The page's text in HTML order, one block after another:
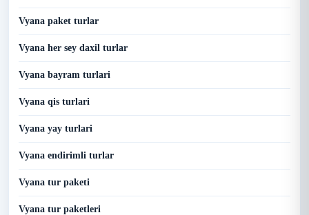
Vyana paket turlar
Vyana her sey daxil turlar
Vyana bayram turlari
Vyana qis turlari
Vyana yay turlari
Vyana endirimli turlar
Vyana tur paketi
Vyana tur paketleri